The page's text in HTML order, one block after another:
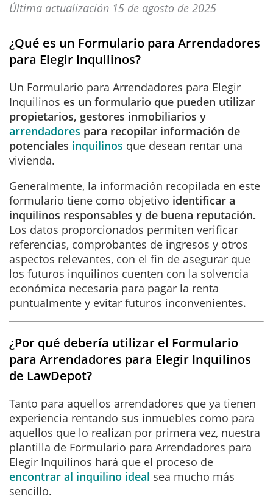
Última actualización 15 de agosto de 2025
¿Qué es un Formulario para Arrendadores
para Elegir Inquilinos?
Un Formulario para Arrendadores para Elegir
Inquilinos es un formulario que pueden utilizar
propietarios, gestores inmobiliarios y
arrendadores para recopilar información de
potenciales inquilinos que desean rentar una
vivienda.
Generalmente, la información recopilada en este
formulario tiene como objetivo identificar a
inquilinos responsables y de buena reputación.
Los datos proporcionados permiten verificar
referencias, comprobantes de ingresos y otros
aspectos relevantes, con el fin de asegurar que
los futuros inquilinos cuenten con la solvencia
económica necesaria para pagar la renta
puntualmente y evitar futuros inconvenientes.
¿Por qué debería utilizar el Formulario
para Arrendadores para Elegir Inquilinos
de LawDepot?
Tanto para aquellos arrendadores que ya tienen
experiencia rentando sus inmuebles como para
aquellos que lo realizan por primera vez, nuestra
plantilla de Formulario para Arrendadores para
Elegir Inquilinos hará que el proceso de
encontrar al inquilino ideal sea mucho más
sencillo.